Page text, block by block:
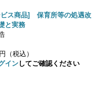
ス商品] 保育所等の処遇改
と実務
（税込）
インしてご確認ください